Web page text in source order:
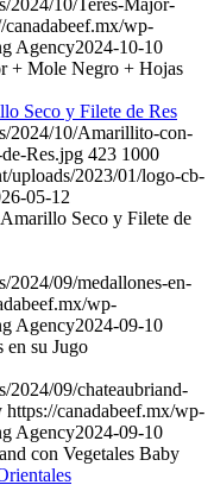
2024/10/Teres-Major-
canadabeef.mx/wp-
Agency2024-10-10
+ Mole Negro + Hojas
2024/10/Amarillito-con-
Res.jpg 423 1000
uploads/2023/01/logo-cb-
05-12
Seco y Filete de
2024/09/medallones-en-
wp-
Agency2024-09-10
en su Jugo
2024/09/chateaubriand-
https://canadabeef.mx/wp-
Agency2024-09-10
con Vegetales Baby